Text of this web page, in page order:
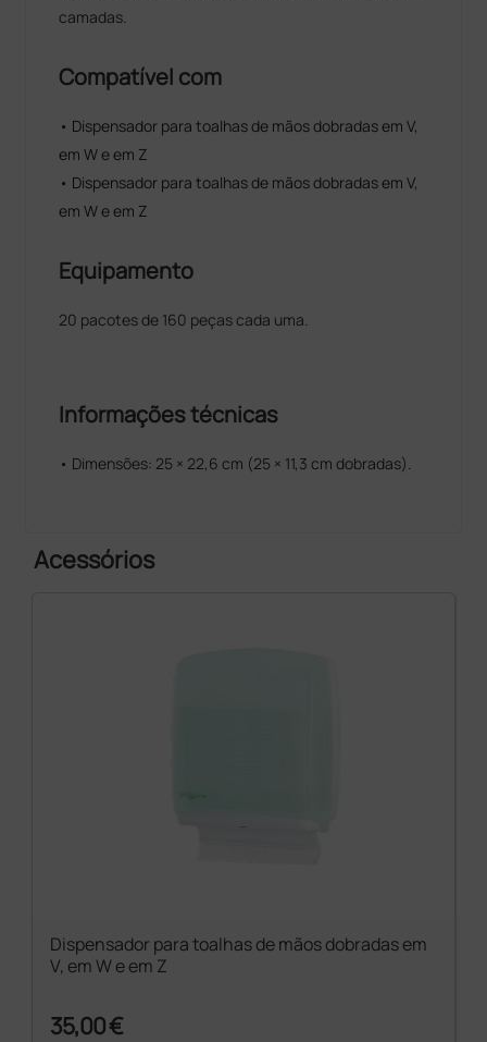
camadas.
Compatível com
• Dispensador para toalhas de mãos dobradas em V,
em W e em Z
• Dispensador para toalhas de mãos dobradas em V,
em W e em Z
Equipamento
20 pacotes de 160 peças cada uma.
Informações técnicas
• Dimensões: 25 × 22,6 cm (25 × 11,3 cm dobradas).
Acessórios
Dispensador para toalhas de mãos dobradas em
V, em W e em Z
35,00 €